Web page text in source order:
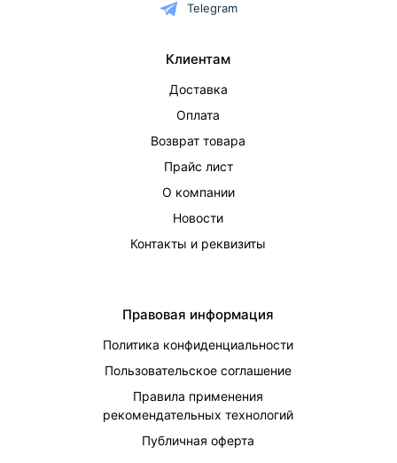
Telegram
Клиентам
Доставка
Оплата
Возврат товара
Прайс лист
О компании
Новости
Контакты и реквизиты
Правовая информация
Политика конфиденциальности
Пользовательское соглашение
Правила применения
рекомендательных технологий
Публичная оферта